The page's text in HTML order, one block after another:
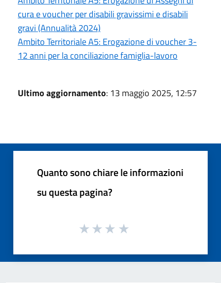
cura e voucher per disabili gravissimi e disabili
gravi (Annualità 2024)
Ambito Territoriale A5: Erogazione di voucher 3-
12 anni per la conciliazione famiglia-lavoro
Ultimo aggiornamento: 13 maggio 2025, 12:57
Quanto sono chiare le informazioni
su questa pagina?